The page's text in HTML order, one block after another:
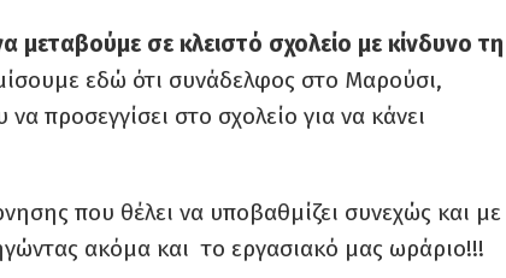
μεταβούμε σε κλειστό σχολείο με κίνδυνο τη
εδώ ότι συνάδελφος στο Μαρούσι,
προσεγγίσει στο σχολείο για να κάνει
που θέλει να υποβαθμίζει συνεχώς και με
ακόμα και το εργασιακό μας ωράριο!!!